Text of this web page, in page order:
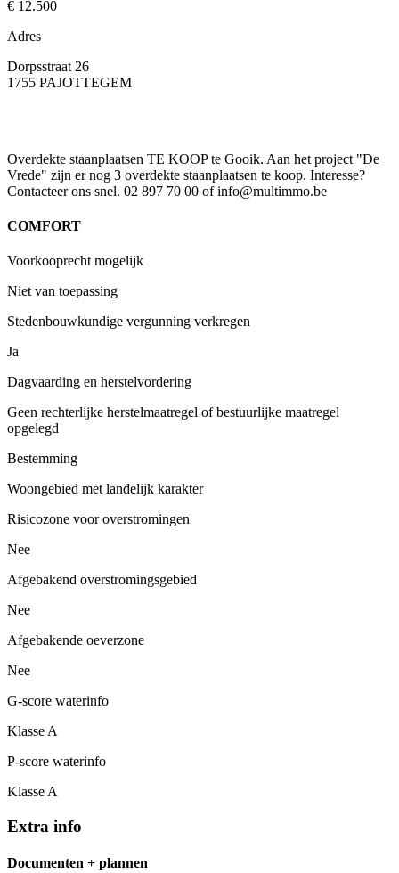
€ 12.500
Adres
Dorpsstraat 26
1755 PAJOTTEGEM
Overdekte staanplaatsen TE KOOP te Gooik. Aan het project "De
Vrede" zijn er nog 3 overdekte staanplaatsen te koop. Interesse?
Contacteer ons snel. 02 897 70 00 of info@multimmo.be
COMFORT
Voorkooprecht mogelijk
Niet van toepassing
Stedenbouwkundige vergunning verkregen
Ja
Dagvaarding en herstelvordering
Geen rechterlijke herstelmaatregel of bestuurlijke maatregel
opgelegd
Bestemming
Woongebied met landelijk karakter
Risicozone voor overstromingen
Nee
Afgebakend overstromingsgebied
Nee
Afgebakende oeverzone
Nee
G-score waterinfo
Klasse A
P-score waterinfo
Klasse A
Extra info
Documenten + plannen